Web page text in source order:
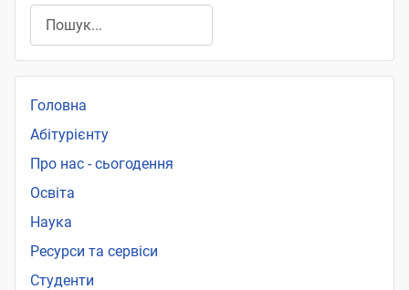
Головна
Абітурієнту
Про нас - сьогодення
Освіта
Наука
Ресурси та сервіси
Студенти